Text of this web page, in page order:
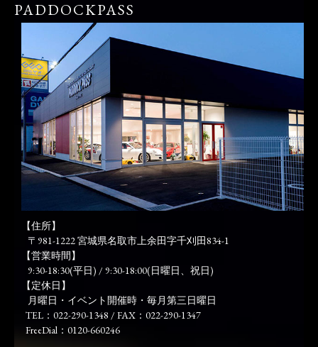
PADDOCKPASS
【住所】
〒981-1222 宮城県名取市上余田字千刈田834-1
【営業時間】
9:30-18:30(平日) / 9:30-18:00(日曜日、祝日)
【定休日】
月曜日・イベント開催時・毎月第三日曜日
TEL：022-290-1348 / FAX：022-290-1347
FreeDial：0120-660246